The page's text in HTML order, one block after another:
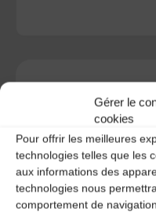
Gérer le
cookies
Pour offrir les meilleures
technologies telles que les
aux informations des
technologies nous
comportement de